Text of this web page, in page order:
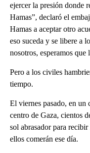
ejercer la presión donde
Hamas”, declaró el
Hamas a aceptar otro
eso suceda y se libere a
nosotros, esperamos
Pero a los civiles
tiempo.
El viernes pasado, en un
centro de Gaza, cientos
sol abrasador para
ellos comerán ese día.